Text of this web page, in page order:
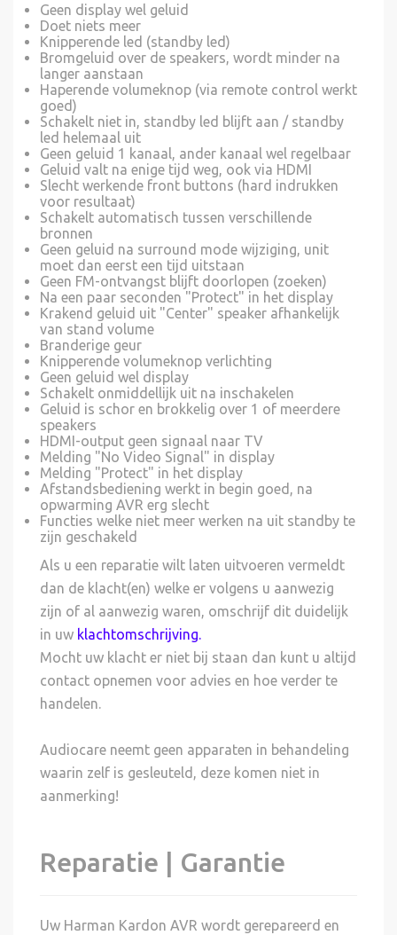
Geen display wel geluid
Doet niets meer
Knipperende led (standby led)
Bromgeluid over de speakers, wordt minder na
langer aanstaan
Haperende volumeknop (via remote control werkt
goed)
Schakelt niet in, standby led blijft aan / standby
led helemaal uit
Geen geluid 1 kanaal, ander kanaal wel regelbaar
Geluid valt na enige tijd weg, ook via HDMI
Slecht werkende front buttons (hard indrukken
voor resultaat)
Schakelt automatisch tussen verschillende
bronnen
Geen geluid na surround mode wijziging, unit
moet dan eerst een tijd uitstaan
Geen FM-ontvangst blijft doorlopen (zoeken)
Na een paar seconden "Protect" in het display
Krakend geluid uit "Center" speaker afhankelijk
van stand volume
Branderige geur
Knipperende volumeknop verlichting
Geen geluid wel display
Schakelt onmiddellijk uit na inschakelen
Geluid is schor en brokkelig over 1 of meerdere
speakers
HDMI-output geen signaal naar TV
Melding "No Video Signal" in display
Melding "Protect" in het display
Afstandsbediening werkt in begin goed, na
opwarming AVR erg slecht
Functies welke niet meer werken na uit standby te
zijn geschakeld
Als u een reparatie wilt laten uitvoeren vermeldt
dan de klacht(en) welke er volgens u aanwezig
zijn of al aanwezig waren, omschrijf dit duidelijk
in uw klachtomschrijving.
Mocht uw klacht er niet bij staan dan kunt u altijd
contact opnemen voor advies en hoe verder te
handelen.
Audiocare neemt geen apparaten in behandeling
waarin zelf is gesleuteld, deze komen niet in
aanmerking!
Reparatie | Garantie
Uw Harman Kardon AVR wordt gerepareerd en